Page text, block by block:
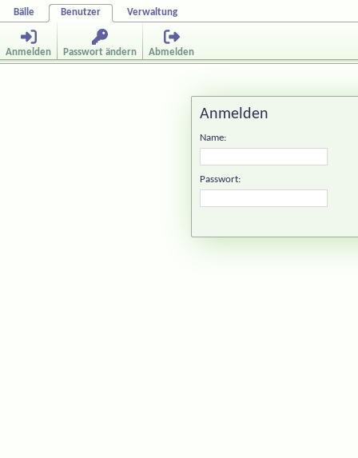
Bälle Benutzer Verwaltung
Anmelden Passwort ändern Abmelden
Anmelden
Name:
Passwort: